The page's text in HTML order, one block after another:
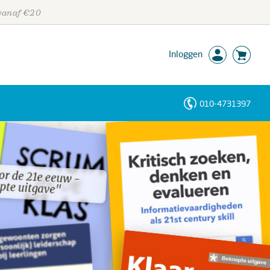
€20
Inloggen
010-4731397
de 21e eeuw -
uitgave"
de 21e eeuw -
uitgave"
Personen
Trefwoorden